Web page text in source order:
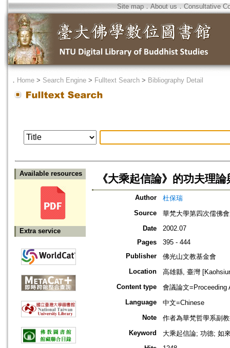
Site map．About us ． Consultative
． Home > Search Engine > Fulltext Search > Bibliography Detail
Available resources
Extra service
《大乘起信論》的功夫理
Author
杜保瑞
Source
華梵大學第四次儒佛
Date
2002.07
Pages
395 - 444
Publisher
佛光山文教基金會
Location
高雄縣, 臺灣
Content type
會議論文=Proceeding
Language
中文=Chinese
Note
作者為華梵哲學系副
Keyword
大乘起信論; 功德; 如